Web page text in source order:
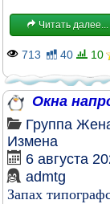
Читать далее...
713 40 10
Окна
Группа
Измена
6 августа
admtg
Запах